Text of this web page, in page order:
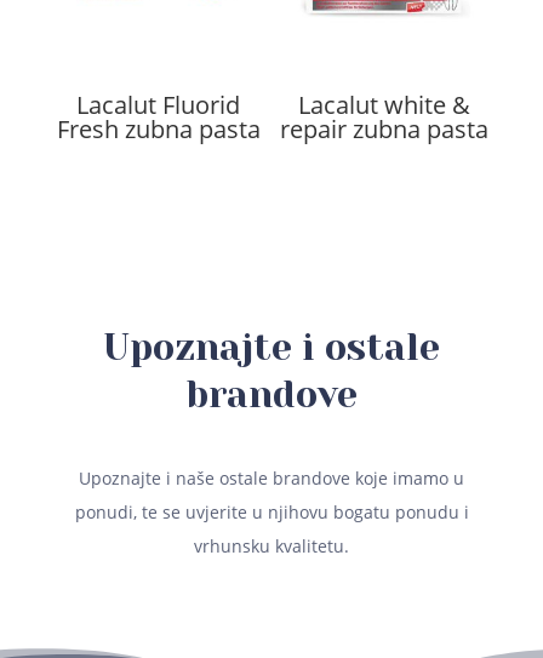
Lacalut Fluorid
Fresh zubna pasta
Lacalut white &
repair zubna pasta
Upoznajte i ostale
brandove
Upoznajte i naše ostale brandove koje imamo u
ponudi, te se uvjerite u njihovu bogatu ponudu i
vrhunsku kvalitetu.